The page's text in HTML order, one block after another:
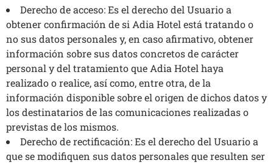
Derecho de acceso: Es el derecho del Usuario a
obtener confirmación de si Adia Hotel está tratando o
no sus datos personales y, en caso afirmativo, obtener
información sobre sus datos concretos de carácter
personal y del tratamiento que Adia Hotel haya
realizado o realice, así como, entre otra, de la
información disponible sobre el origen de dichos datos y
los destinatarios de las comunicaciones realizadas o
previstas de los mismos.
Derecho de rectificación: Es el derecho del Usuario a
que se modifiquen sus datos personales que resulten ser